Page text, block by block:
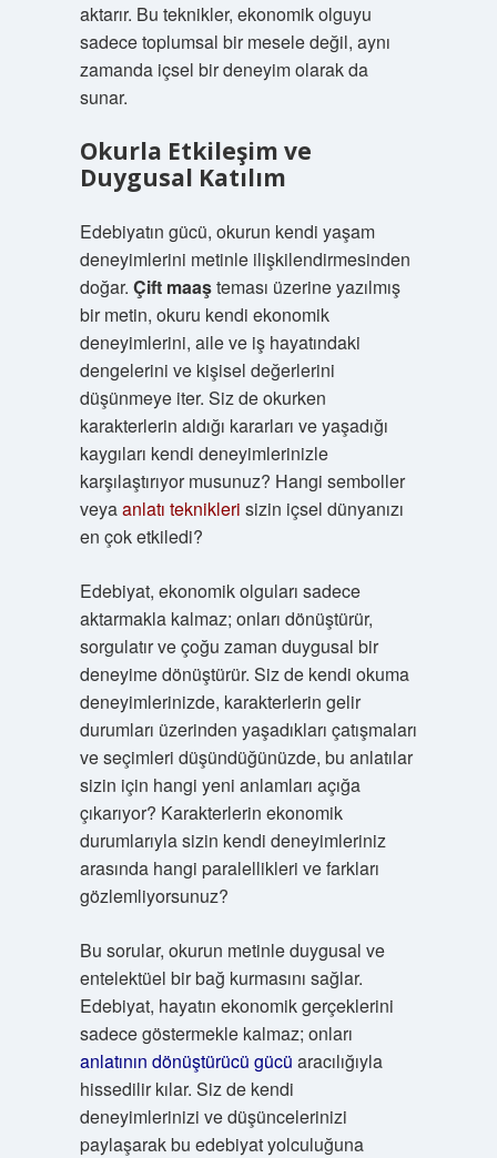
aktarır. Bu teknikler, ekonomik olguyu
sadece toplumsal bir mesele değil, aynı
zamanda içsel bir deneyim olarak da
sunar.
Okurla Etkileşim ve
Duygusal Katılım
Edebiyatın gücü, okurun kendi yaşam
deneyimlerini metinle ilişkilendirmesinden
doğar. Çift maaşteması üzerine yazılmış
bir metin, okuru kendi ekonomik
deneyimlerini, aile ve iş hayatındaki
dengelerini ve kişisel değerlerini
düşünmeye iter. Siz de okurken
karakterlerin aldığı kararları ve yaşadığı
kaygıları kendi deneyimlerinizle
karşılaştırıyor musunuz? Hangi semboller
veyaanlatı teknikleri sizin içsel dünyanızı
en çok etkiledi?
Edebiyat, ekonomik olguları sadece
aktarmakla kalmaz; onları dönüştürür,
sorgulatır ve çoğu zaman duygusal bir
deneyime dönüştürür. Siz de kendi okuma
deneyimlerinizde, karakterlerin gelir
durumları üzerinden yaşadıkları çatışmaları
ve seçimleri düşündüğünüzde, bu anlatılar
sizin için hangi yeni anlamları açığa
çıkarıyor? Karakterlerin ekonomik
durumlarıyla sizin kendi deneyimleriniz
arasında hangi paralellikleri ve farkları
gözlemliyorsunuz?
Bu sorular, okurun metinle duygusal ve
entelektüel bir bağ kurmasını sağlar.
Edebiyat, hayatın ekonomik gerçeklerini
sadece göstermekle kalmaz; onları
anlatının dönüştürücü gücü aracılığıyla
hissedilir kılar. Siz de kendi
deneyimlerinizi ve düşüncelerinizi
paylaşarak bu edebiyat yolculuğuna